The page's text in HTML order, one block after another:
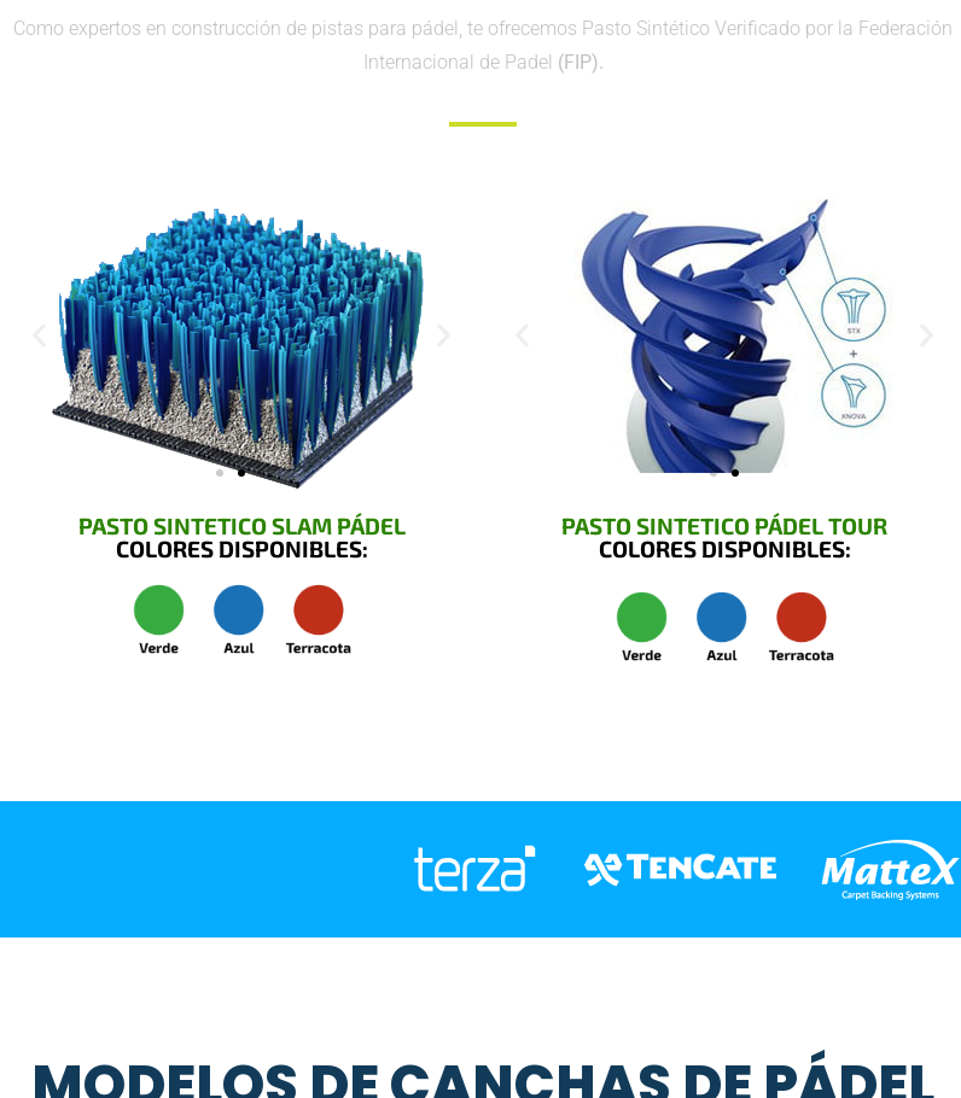
Como expertos en construcción de pistas para pádel, te ofrecemos Pasto Sintético Verificado por la Federación
Internacional de Padel (FIP).
PASTO SINTETICO SLAM PÁDEL
COLORES DISPONIBLES:
PASTO SINTETICO PÁDEL TOUR
COLORES DISPONIBLES: